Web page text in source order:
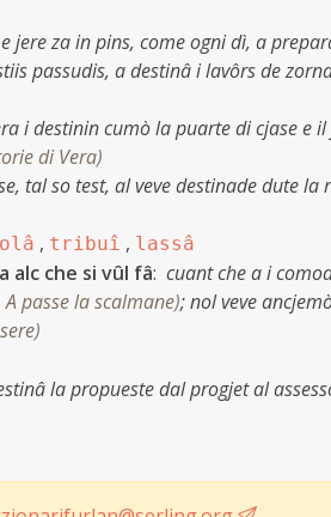
jere za in pins, come ogni dì, a
passudis, a destinâ i lavôrs de
i destinin cumò la puarte di cjase e
di Vera)
tal so test, al veve destinade dute la
, tribuî , lassâ
alc che si vûl fâ: cuant che a i
A passe la scalmane);nol veve
)
la propueste dal progjet al